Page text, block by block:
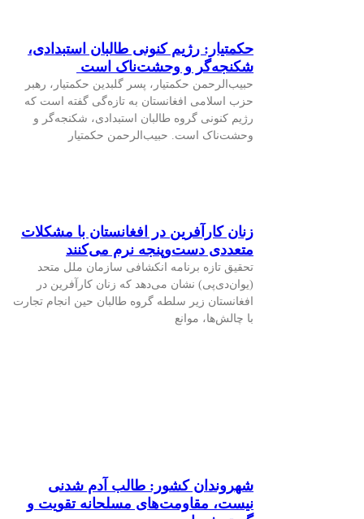
حکمتیار: رژیم کنونی طالبان استبدادی،
شکنجه‌گر و وحشت‌ناک است
حبیب‌الرحمن حکمتیار، پسر گلبدین حکمتیار، رهبر
حزب اسلامی افغانستان به تازه‌گی گفته است که
رژیم کنونی گروه طالبان استبدادی، شکنجه‌گر و
وحشت‌ناک است. حبیب‌الرحمن حکمتیار
زنان کارآفرین در افغانستان با مشکلات
متعددی دست‌وپنجه نرم می‌کنند
تحقیق تازه برنامه انکشافی سازمان ملل متحد
(یوان‌دی‌پی) نشان می‌دهد که زنان کارآفرین در
افغانستان زیر سلطه گروه طالبان حین انجام تجارت
با چالش‌ها، موانع
شهروندان کشور: طالب آدم شدنی
نیست، مقاومت‌های مسلحانه تقویت و